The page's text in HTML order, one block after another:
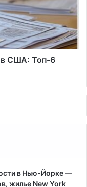
в США: Топ-6
в Нью-Йорке —
жилье New York